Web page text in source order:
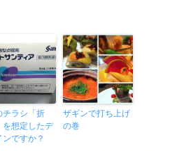
チラシ「折
を想定したデ
ンですか？
ザギンで打ち上げ
の巻